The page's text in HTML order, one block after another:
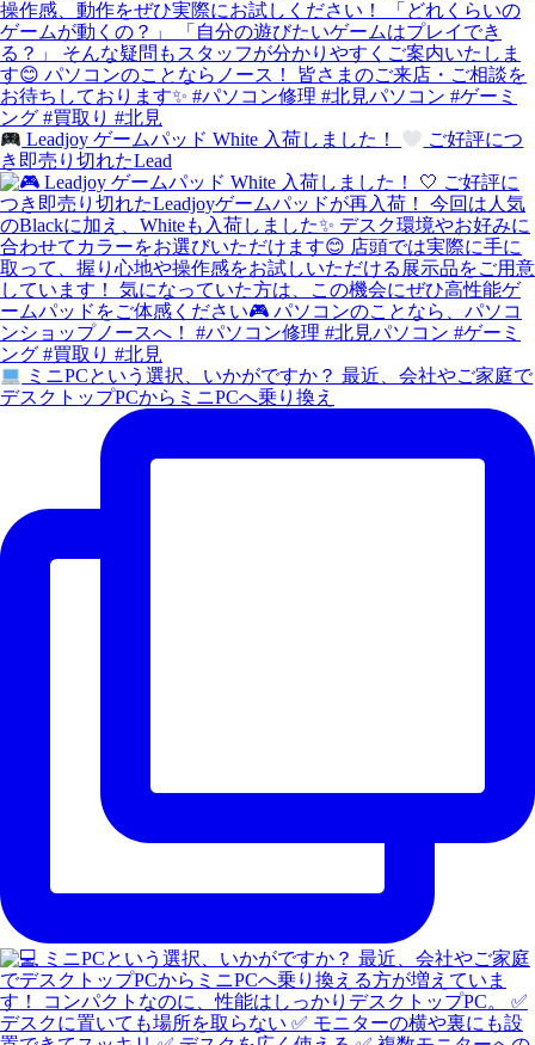
Leadjoy ゲームパッド White 入荷しました！
ご好評につ
き即売り切れたLead
ミニPCという選択、いかがですか？ 最近、会社やご家庭で
デスクトップPCからミニPCへ乗り換え